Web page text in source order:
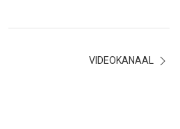
VIDEOKANAAL